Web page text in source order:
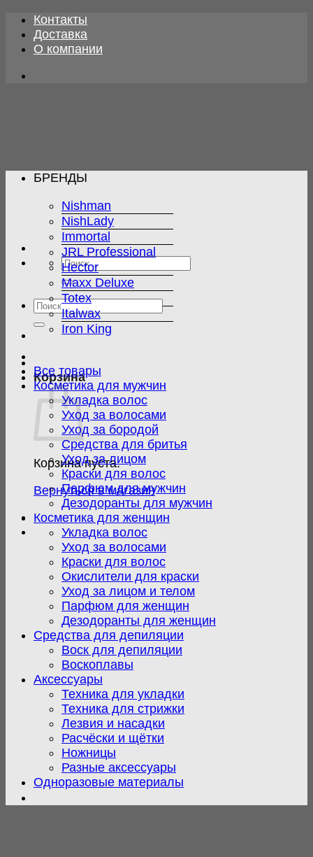
Skip
content
Контакты
Доставка
О компании
Искать:
Искать:
Корзина
Корзина пуста.
Вернуться в магазин
БРЕНДЫ
Nishman
NishLady
Immortal
JRL Professional
Hector
Maxx Deluxe
Totex
Italwax
Iron King
Все товары
Косметика для мужчин
Укладка волос
Уход за волосами
Уход за бородой
Средства для бритья
Уход за лицом
Краски для волос
Парфюм для мужчин
Дезодоранты для мужчин
Косметика для женщин
Укладка волос
Уход за волосами
Краски для волос
Окислители для краски
Уход за лицом и телом
Парфюм для женщин
Дезодоранты для женщин
Средства для депиляции
Воск для депиляции
Воскоплавы
Аксессуары
Техника для укладки
Техника для стрижки
Лезвия и насадки
Расчёски и щётки
Ножницы
Разные аксессуары
Одноразовые материалы